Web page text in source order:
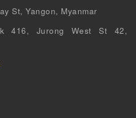
St, Yangon, Myanmar
416, Jurong West St 42,